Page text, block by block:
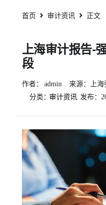
首页 审计资讯 正文
上海审计报告-
段
作者： admin
来源：上海
分类：审计资讯 发布：